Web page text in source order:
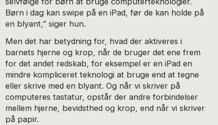
Børn i dag kan swipe på en iPad, før de kan holde på
en blyant,” siger hun.
Men det har betydning for, hvad der aktiveres i
barnets hjerne og krop, når de bruger det ene frem
for det andet redskab, for eksempel er en iPad en
mindre kompliceret teknologi at bruge end at tegne
eller skrive med en blyant. Og når vi skriver på
computeres tastatur, opstår der andre forbindelser
mellem hjerne, bevidsthed og krop, end når vi skriver
på papir.